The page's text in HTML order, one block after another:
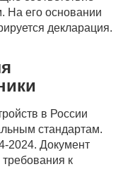
На его основании
декларация.
в России
стандартам.
2024. Документ
к